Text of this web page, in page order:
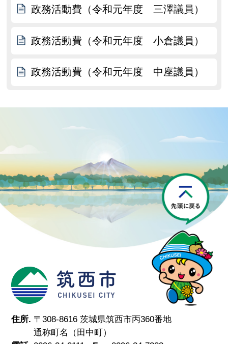
政務活動費（令和元年度 三澤議員）
政務活動費（令和元年度 小倉議員）
政務活動費（令和元年度 中座議員）
筑西市
住所. 〒308-8616 茨城県筑西市丙360番地
通称町名（田中町）